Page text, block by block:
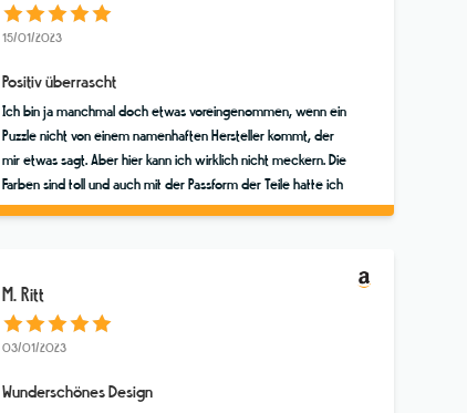
15/01/2023
Positiv überrascht
Ich bin ja manchmal doch etwas voreingenommen, wenn ein
Puzzle nicht von einem namenhaften Hersteller kommt, der
mir etwas sagt. Aber hier kann ich wirklich nicht meckern. Die
Farben sind toll und auch mit der Passform der Teile hatte ich
keine Probleme. Hat großen Spaß gemacht!
M. Ritt
03/01/2023
Wunderschönes Design